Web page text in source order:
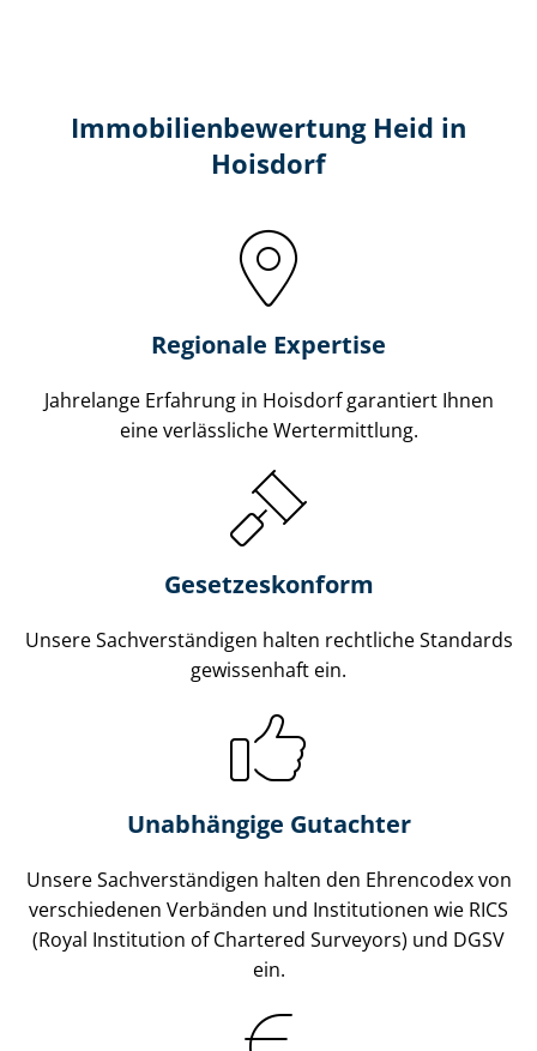
Immobilien­bewertung Heid in
Hoisdorf
Regionale Expertise
Jahrelange Erfahrung in Hoisdorf garantiert Ihnen
eine verlässliche Wertermittlung.
Gesetzes­konform
Unsere Sach­ver­stän­di­gen halten rechtliche Standards
gewissenhaft ein.
Unabhängige Gutachter
Unsere Sach­ver­stän­di­gen halten den Ehrencodex von
verschiedenen Verbänden und Institutionen wie RICS
(Royal Institution of Chartered Surveyors) und DGSV
ein.